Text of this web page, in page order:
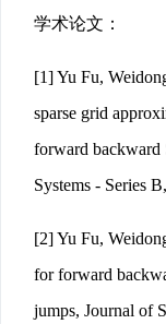
学术论文：
[1] Yu Fu,
sparse grid
forward backward
Systems - Series
[2] Yu Fu,
for forward
jumps, Journal of